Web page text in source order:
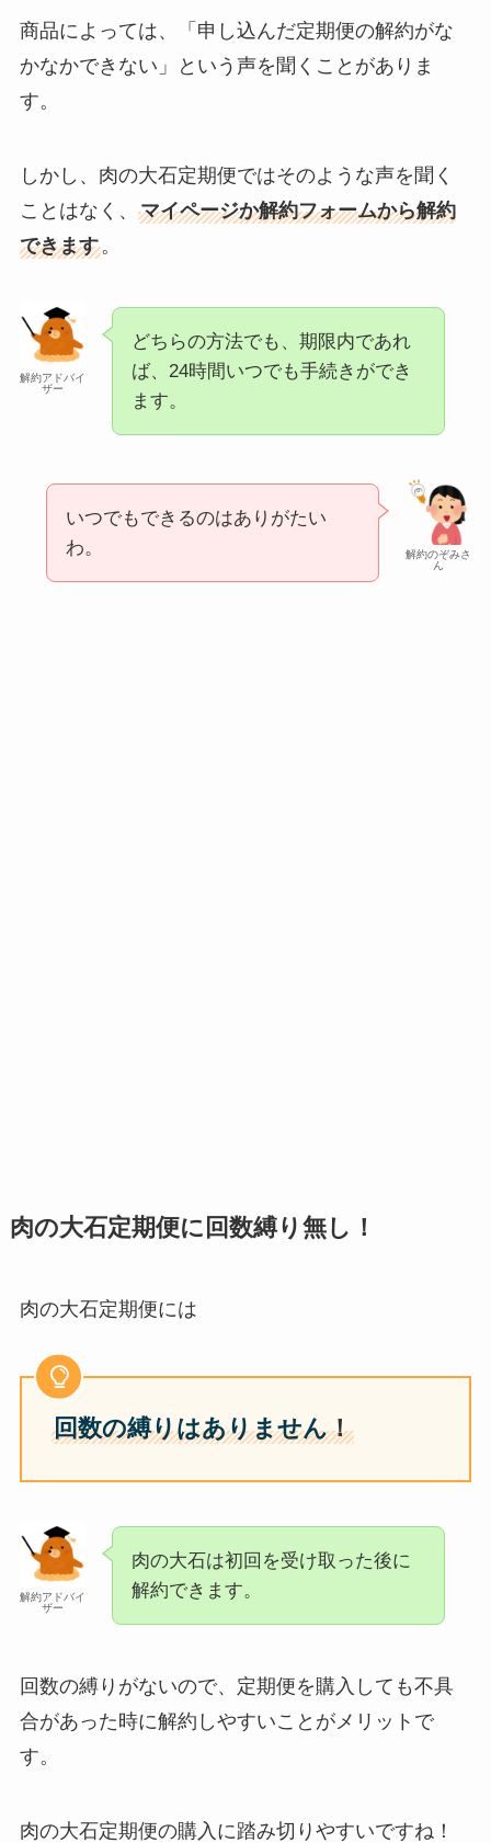
商品によっては、「申し込んだ定期便の解約がな
かなかできない」という声を聞くことがありま
す。
しかし、肉の大石定期便ではそのような声を聞く
ことはなく、 マイページか解約フォームから解約
できます。
解約アドバイ
ザー
どちらの方法でも、期限内であれ
ば、24時間いつでも手続きができ
ます。
解約のぞみさ
ん
いつでもできるのはありがたい
わ。
肉の大石定期便に回数縛り無し！
肉の大石定期便には
回数の縛りはありません！
解約アドバイ
ザー
肉の大石は初回を受け取った後に
解約できます。
回数の縛りがないので、定期便を購入しても不具
合があった時に解約しやすいことがメリットで
す。
肉の大石定期便の購入に踏み切りやすいですね！